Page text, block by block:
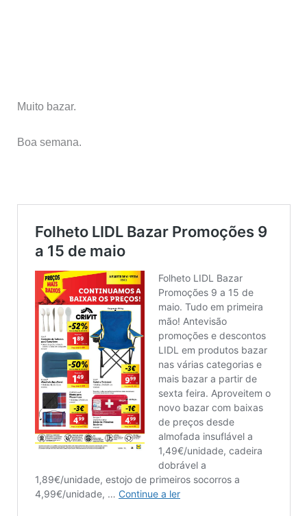
Muito bazar.
Boa semana.